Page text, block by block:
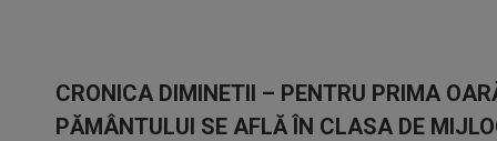
CRONICA DIMINETII – PENTRU PRIMA
PĂMÂNTULUI SE AFLĂ ÎN CLASA DE